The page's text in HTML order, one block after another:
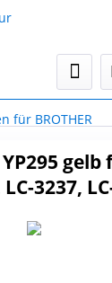
für BROTHER
3237,